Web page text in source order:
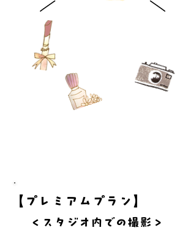
＜スタジオ内での撮影＞
【プレミアムプラン】